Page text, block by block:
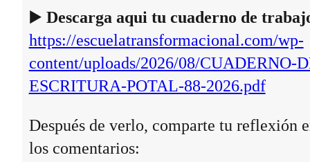
▶️ Descarga aqui tu cuaderno de
https://escuelatransformacional.com/wp-
content/uploads/2026/08/CUADERNO-
ESCRITURA-POTAL-88-2026.pdf
Después de verlo, comparte tu reflexión
los comentarios: